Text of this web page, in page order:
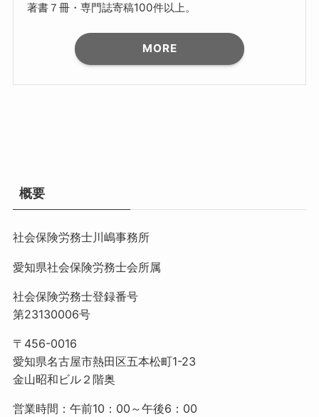
著書７冊・専門誌寄稿100件以上。
MORE
概要
社会保険労務士川嶋事務所
愛知県社会保険労務士会所属
社会保険労務士登録番号
第23130006号
〒456-0016
愛知県名古屋市熱田区五本松町1-23
金山昭和ビル２階奥
営業時間：午前10：00～午後6：00